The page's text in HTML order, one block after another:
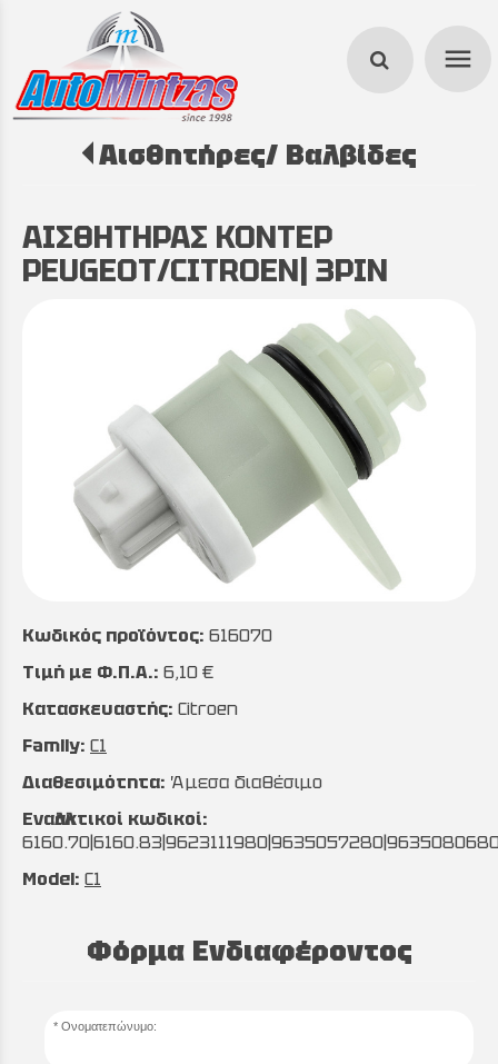
menu
search
Αισθητήρες/ Βαλβίδες
ΑΙΣΘΗΤΗΡΑΣ ΚΟΝΤΕΡ
PEUGEOT/CITROEN| 3PIN
Κωδικός προϊόντος: 616070
Τιμή με Φ.Π.Α.: 6,10 €
Κατασκευαστής: Citroen
Family: C1
Διαθεσιμότητα: Άμεσα διαθέσιμο
Εναλλακτικοί κωδικοί:
Model: C1
Φόρμα Ενδιαφέροντος
Ονοματεπώνυμο: